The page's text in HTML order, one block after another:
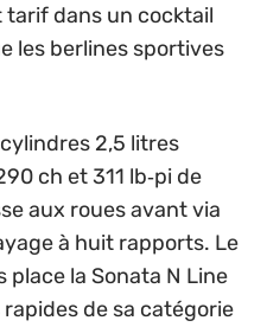
dans un cocktail
les berlines sportives
2,5 litres
ch et 311 lb‑pi de
aux roues avant via
à huit rapports. Le
la Sonata N Line
de sa catégorie